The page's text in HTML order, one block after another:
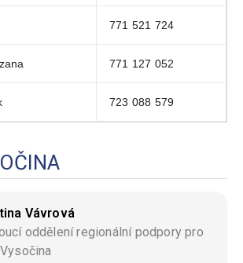
771 521 724
771 127 052
723 088 579
Vávrová
oddělení regionální podpory pro